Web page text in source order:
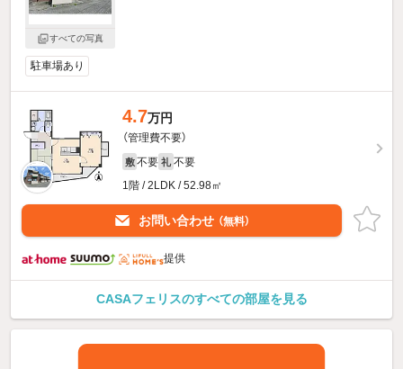
すべての写真
駐車場あり
4.7万円
（管理費不要）
敷 不要 礼 不要
1階 / 2LDK / 52.98㎡
お問い合わせ （無料）
提供
CASAフェリスのすべての部屋を見る